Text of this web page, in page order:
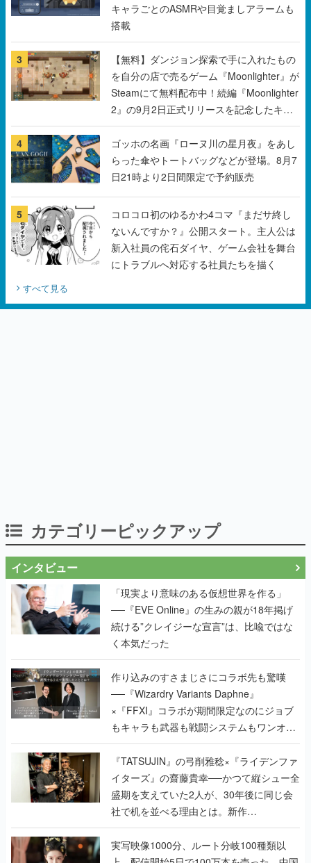
キャラごとのASMRや目覚ましアラームも
搭載
3
【無料】ダンジョン探索で手に入れたもの
を自分の店で売るゲーム『Moonlighter』が
Steamにて無料配布中！続編『Moonlighter
2』の9月2日正式リリースを記念したキャ
ンペーン
4
ゴッホの名画『ローヌ川の星月夜』をあし
らった傘やトートバッグなどが登場。8月7
日21時より2日間限定で予約販売
5
コロコロ初のゆるかわ4コマ『まだサ終し
ないんですか？』公開スタート。主人公は
新入社員の侘石ダイヤ、ゲーム会社を舞台
にトラブルへ対応する社員たちを描く
すべて見る
カテゴリーピックアップ
インタビュー
「現実より意味のある仮想世界を作る」
──『EVE Online』の生みの親が18年掲げ
続ける”クレイジーな宣言”は、比喩ではな
く本気だった
作り込みのすさまじさにコラボ先も驚嘆
──『Wizardry Variants Daphne』
×『FFXI』コラボが期間限定なのにジョブ
もキャラも武器も戦闘システムもワンオフ
で作り込まれた理由を両ディレクターに聞
く
『TATSUJIN』の弓削雅稔×『ライデンファ
イターズ』の齋藤貴幸──かつて縦シュー全
盛期を支えていた2人が、30年後に同じ会
社で机を並べる理由とは。新作
『TATSUJIN EXTREME』で初タッグを組
んだレジェンド2人に訊く開発秘話
実写映像1000分、ルート分岐100種類以